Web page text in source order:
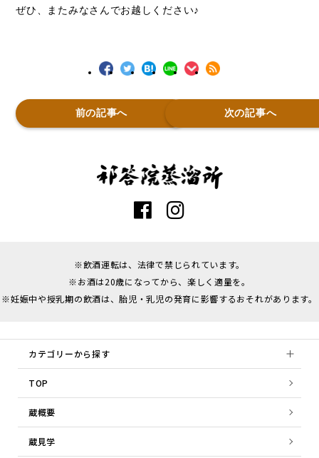
ぜひ、またみなさんでお越しください♪
前の記事へ 次の記事へ
※飲酒運転は、法律で禁じられています。
※お酒は20歳になってから、楽しく適量を。
※妊娠中や授乳期の飲酒は、胎児・乳児の発育に影響するおそれがあります。
カテゴリーから探す
TOP
蔵概要
蔵見学